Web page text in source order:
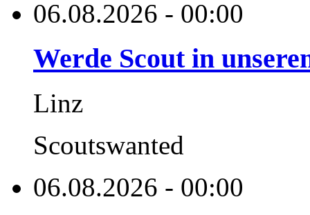
06.08.2026 - 00:00
Werde Scout in
Linz
Scoutswanted
06.08.2026 - 00:00